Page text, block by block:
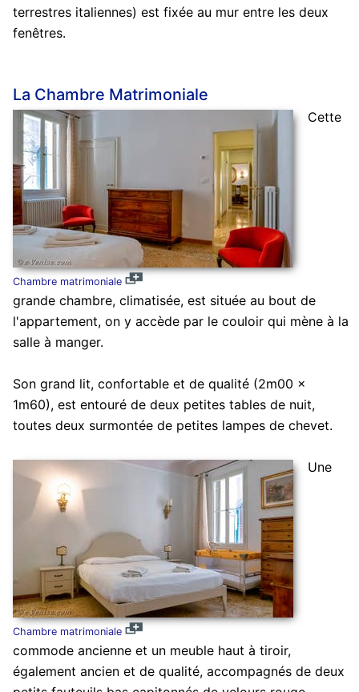
terrestres italiennes) est fixée au mur entre les deux
fenêtres.
La Chambre Matrimoniale
Chambre matrimoniale
Cette
grande chambre, climatisée, est située au bout de
l'appartement, on y accède par le couloir qui mène à la
salle à manger.
Son grand lit, confortable et de qualité (2m00 x
1m60), est entouré de deux petites tables de nuit,
toutes deux surmontée de petites lampes de chevet.
Chambre matrimoniale
Une
commode ancienne et un meuble haut à tiroir,
également ancien et de qualité, accompagnés de deux